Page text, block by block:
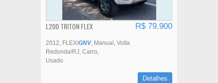
L200 TRITON FLEX R$ 79.900
2012 FLEX/GNV Manual
Volta
Redonda/RJ Carro
Usado
Detalhes